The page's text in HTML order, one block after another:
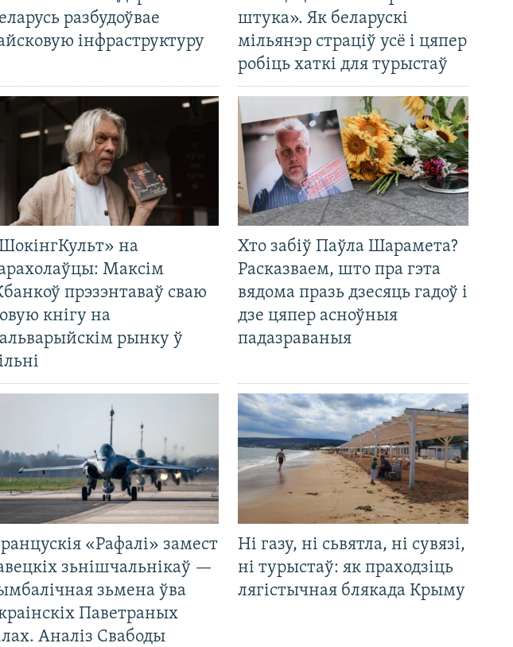
разбудоўвае
інфраструктуру
штука». Як беларускі
мільянэр страціў усё і цяпер
робіць хаткі для турыстаў
на
Максім
прэзэнтаваў сваю
кнігу на
рынку ў
Хто забіў Паўла Шарамета?
Расказваем, што пра гэта
вядома празь дзесяць гадоў і
дзе цяпер асноўныя
падазраваныя
«Рафалі» замест
зьнішчальнікаў —
зьмена ўва
Паветраных
Аналіз Свабоды
Ні газу, ні сьвятла, ні сувязі,
ні турыстаў: як праходзіць
лягістычная блякада Крыму